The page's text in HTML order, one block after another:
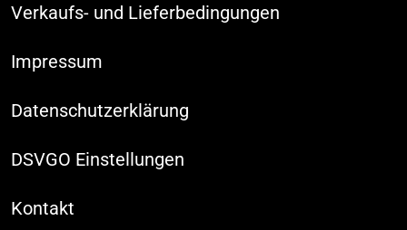
Verkaufs- und Lieferbedingungen
Impressum
Datenschutzerklärung
DSVGO Einstellungen
Kontakt